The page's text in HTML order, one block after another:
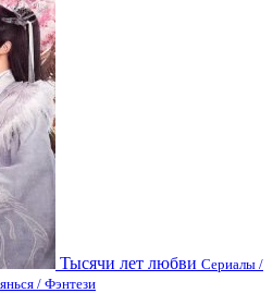
Тысячи лет любви Сериалы /
/ Фэнтези